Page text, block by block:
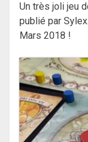
Un très joli jeu
publié par
Mars 2018 !